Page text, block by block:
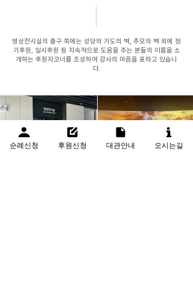
영상전시실의 출구 쪽에는 성당의 기도의 벽, 추모의 벽 외에 정
기후원, 일시후원 등 지속적으로 도움을 주는 분들의 이름을 소
개하는 후원자코너를 조성하여 감사의 마음을 표하고 있습니
다.
순례신청 후원신청 대관안내 오시는길